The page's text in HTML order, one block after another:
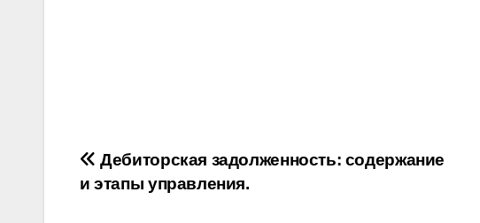
Post
navigation
Дебиторская задолженность: содержание
и этапы управления.